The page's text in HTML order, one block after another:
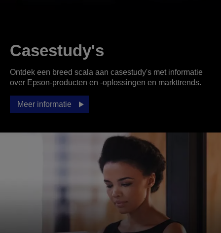
Casestudy's
Ontdek een breed scala aan casestudy's met informatie
over Epson-producten en -oplossingen en markttrends.
Meer informatie